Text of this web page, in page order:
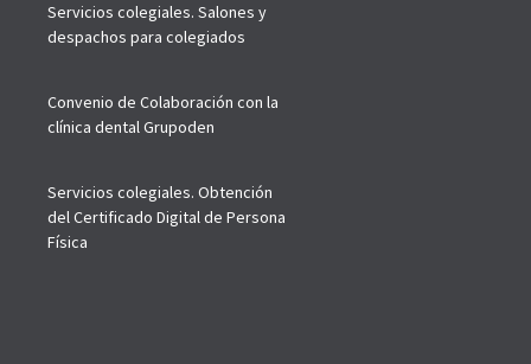
Servicios colegiales. Salones y
despachos para colegiados
Convenio de Colaboración con la
clínica dental Grupoden
Servicios colegiales. Obtención
del Certificado Digital de Persona
Física